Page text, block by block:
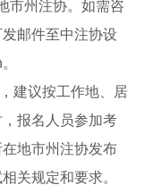
市州注协。如需咨
邮件至中注协设
建议按工作地、居
报名人员参加考
地市州注协发布
关规定和要求。